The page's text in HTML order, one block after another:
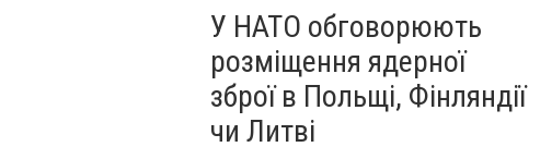
У НАТО обговорюють
розміщення ядерної
зброї в Польщі, Фінляндії
чи Литві